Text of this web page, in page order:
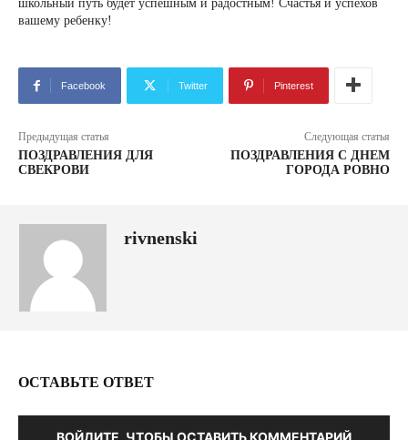
школьный путь будет успешным и радостным! Счастья и успехов
вашему ребенку!
Facebook Twitter Pinterest
Предыдущая статья
ПОЗДРАВЛЕНИЯ ДЛЯ
СВЕКРОВИ
Следующая статья
ПОЗДРАВЛЕНИЯ С ДНЕМ
ГОРОДА РОВНО
rivnenski
ОСТАВЬТЕ ОТВЕТ
ВОЙДИТЕ, ЧТОБЫ ОСТАВИТЬ КОММЕНТАРИЙ